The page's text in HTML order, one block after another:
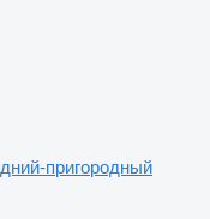
пригородный